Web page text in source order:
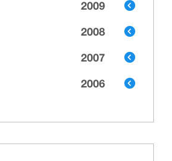
2009
2008
2007
2006